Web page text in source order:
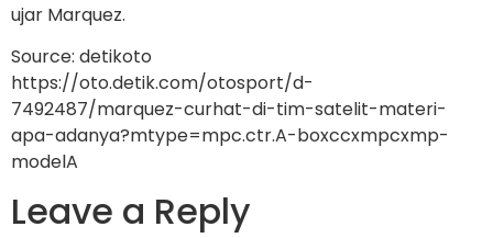
ujar Marquez.
Source: detikoto
https://oto.detik.com/otosport/d-
7492487/marquez-curhat-di-tim-satelit-materi-
apa-adanya?mtype=mpc.ctr.A-boxccxmpcxmp-
modelA
Leave a Reply